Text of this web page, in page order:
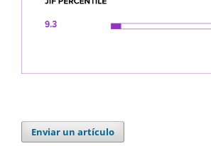
Enviar un artículo